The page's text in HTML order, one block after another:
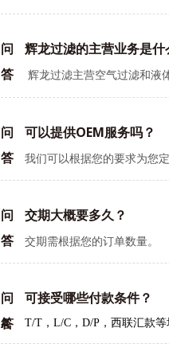
问
辉龙过滤的主营业务是什
答
辉龙过滤主营空气过滤和液
问
可以提供OEM服务吗？
答
我们可以根据您的要求为您
问
交期大概要多久？
答
交期需根据您的订单数量。
问
可接受哪些付款条件？
答
A T/T， L/C ， D/P ，西联汇款等